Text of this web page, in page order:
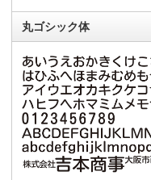
丸ゴシック体